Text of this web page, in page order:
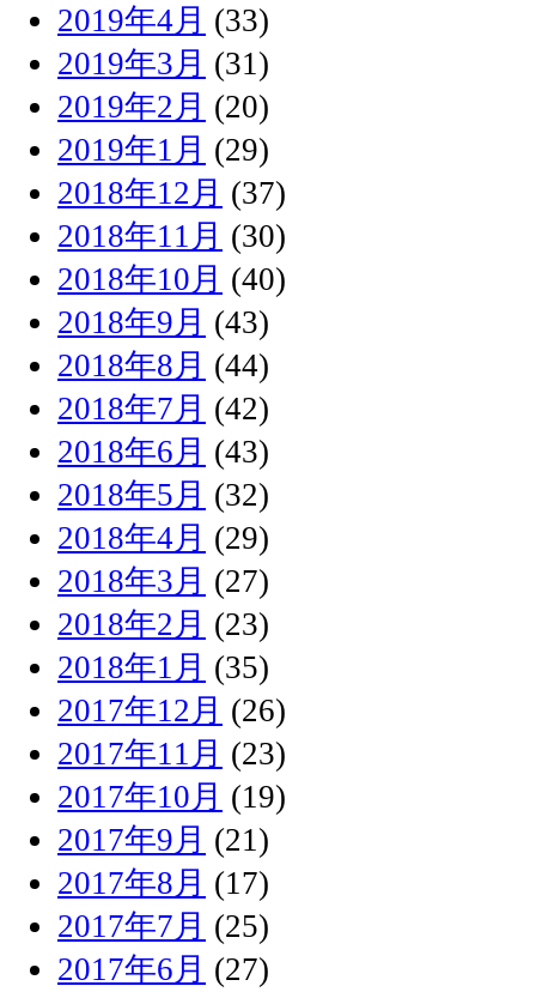
2019年4月 (33)
2019年3月 (31)
2019年2月 (20)
2019年1月 (29)
2018年12月 (37)
2018年11月 (30)
2018年10月 (40)
2018年9月 (43)
2018年8月 (44)
2018年7月 (42)
2018年6月 (43)
2018年5月 (32)
2018年4月 (29)
2018年3月 (27)
2018年2月 (23)
2018年1月 (35)
2017年12月 (26)
2017年11月 (23)
2017年10月 (19)
2017年9月 (21)
2017年8月 (17)
2017年7月 (25)
2017年6月 (27)